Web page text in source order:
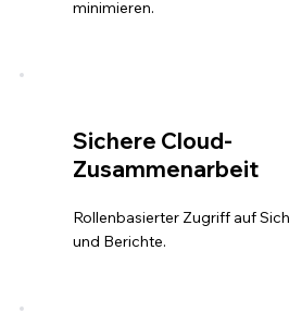
minimieren.
Sichere Cloud-
Zusammenarbeit
Rollenbasierter Zugriff auf
und Berichte.